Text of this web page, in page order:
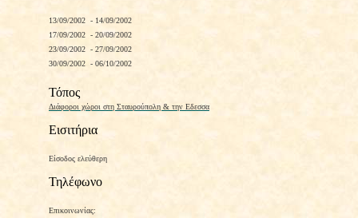
13/09/2002 - 14/09/2002
17/09/2002 - 20/09/2002
23/09/2002 - 27/09/2002
30/09/2002 - 06/10/2002
Τόπος
Διάφοροι χώροι στη Σταυρούπολη & την Εδεσσα
Εισιτήρια
Είσοδος ελεύθερη
Τηλέφωνο
Επικοινωνίας: